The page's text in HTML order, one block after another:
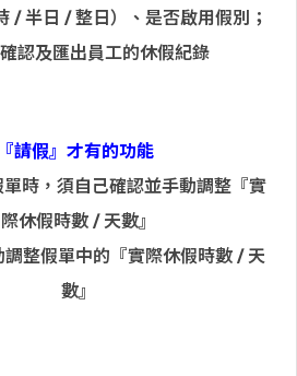
/ 半日 / 整日）、是否啟用假別；
認及匯出員工的休假紀錄
請假』才有的功能
時，須自己確認並手動調整『實
際休假時數 / 天數』
整假單中的『實際休假時數 / 天
數』